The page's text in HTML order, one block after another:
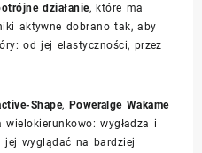
działanie, które ma
aktywne dobrano tak, aby
od jej elastyczności, przez
Shape, Poweralge Wakame
wielokierunkowo: wygładza i
wyglądać na bardziej